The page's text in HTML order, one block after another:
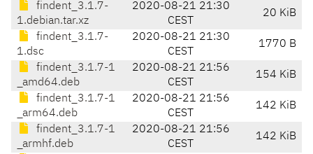
findent_3.1.7-
1.debian.tar.xz
2020-08-21 21:30
CEST
20 KiB
findent_3.1.7-
1.dsc
2020-08-21 21:30
CEST
1770 B
findent_3.1.7-1
_amd64.deb
2020-08-21 21:56
CEST
154 KiB
findent_3.1.7-1
_arm64.deb
2020-08-21 21:56
CEST
142 KiB
findent_3.1.7-1
_armhf.deb
2020-08-21 21:56
CEST
142 KiB